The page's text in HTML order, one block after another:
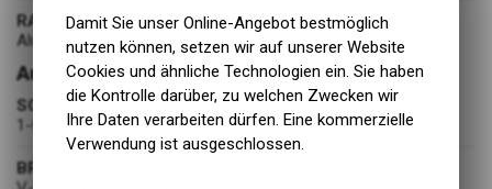
RAHMENMATERIAL
Aluminium
Ausstattung
SCHALTUNG
1-Gang
BREMSEN
Damit Sie unser Online-Angebot bestmöglich
nutzen können, setzen wir auf unserer Website
Cookies und ähnliche Technologien ein. Sie haben
die Kontrolle darüber, zu welchen Zwecken wir
Ihre Daten verarbeiten dürfen. Eine kommerzielle
Verwendung ist ausgeschlossen.